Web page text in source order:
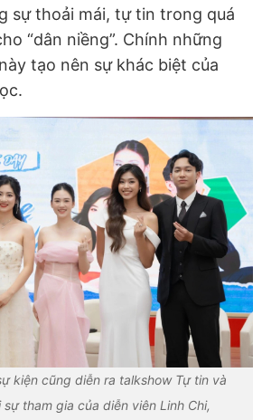
sự thoải mái, tự tin trong quá
“dân niềng”. Chính những
tạo nên sự khác biệt của
kiện cũng diễn ra talkshow Tự tin và
tham gia của diễn viên Linh Chi,